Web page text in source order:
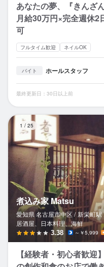
あなたの夢、『きんざ
月給30万円×完全週休2
可
フルタイム歓迎 ネイルOK
バイト ホールスタッフ
最終更新日：30日以上前
1 / 25
煮込み家 Matsu
愛知県 名古屋市中区 / 新栄町駅
居酒屋、日本料理、海鮮
3.38 ～￥5,999
【経験者・初心者歓